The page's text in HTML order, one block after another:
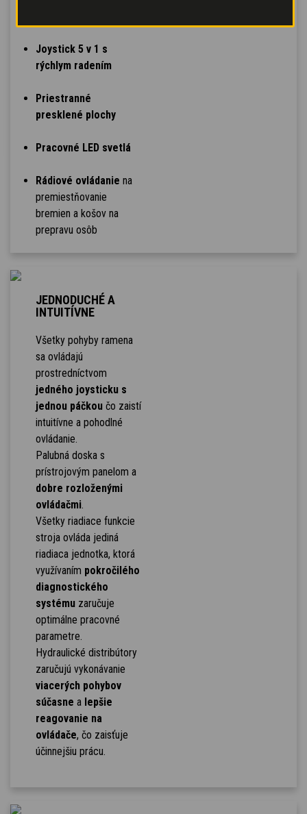
Joystick 5 v 1 s
rýchlym radením
Priestranné
presklené plochy
Pracovné LED svetlá
Rádiové ovládanie na
premiestňovanie
bremien a košov na
prepravu osôb
JEDNODUCHÉ A
INTUITÍVNE
Všetky pohyby ramena
sa ovládajú
prostredníctvom
jedného joysticku s
jednou páčkoučo zaistí
intuitívne a pohodlné
ovládanie.
Palubná doska s
prístrojovým panelom a
dobre rozloženými
ovládačmi.
Všetky riadiace funkcie
stroja ovláda jediná
riadiaca jednotka, ktorá
využívaním pokročilého
diagnostického
systémuzaručuje
optimálne pracovné
parametre.
Hydraulické distribútory
zaručujú vykonávanie
viacerých pohybov
súčasne a lepšie
reagovanie na
ovládače, čo zaisťuje
účinnejšiu prácu.